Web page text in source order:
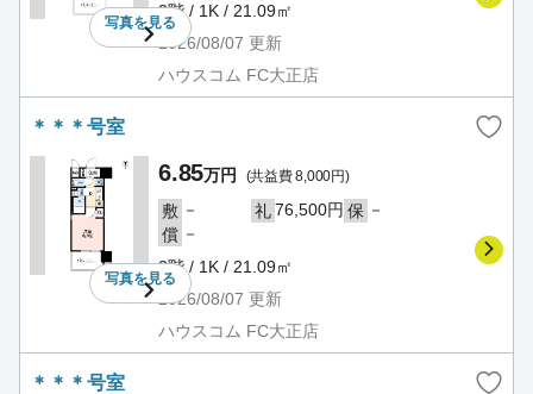
写真を見る
3階 / 1K / 21.09㎡
2026/08/07 更新
ハウスコム FC大正店
＊＊＊号室
写真を見る
6.85万円 (共益費 8,000円)
敷 － 礼76,500円 保 －
償 －
3階 / 1K / 21.09㎡
2026/08/07 更新
ハウスコム FC大正店
＊＊＊号室